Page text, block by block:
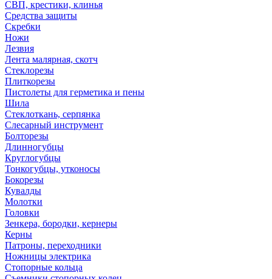
СВП, крестики, клинья
Средства защиты
Скребки
Ножи
Лезвия
Лента малярная, скотч
Стеклорезы
Плиткорезы
Пистолеты для герметика и пены
Шила
Стеклоткань, серпянка
Слесарный инструмент
Болторезы
Длинногубцы
Круглогубцы
Тонкогубцы, утконосы
Бокорезы
Кувалды
Молотки
Головки
Зенкера, бородки, кернеры
Керны
Патроны, переходники
Ножницы электрика
Стопорные кольца